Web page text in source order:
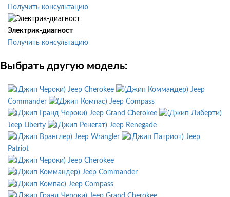
Получить консультацию
Электрик-диагност
Получить консультацию
Выбрать другую модель:
Jeep Cherokee
Jeep
Commander
Jeep Compass
Jeep Grand Cherokee
Jeep Liberty
Jeep Renegade
Jeep Wrangler
Jeep
Patriot
Jeep Cherokee
Jeep Commander
Jeep Compass